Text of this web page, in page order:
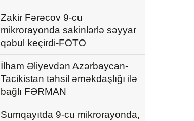
Zakir Fərəcov 9-cu
mikrorayonda sakinlərlə səyyar
qəbul keçirdi-FOTO
İlham Əliyevdən Azərbaycan-
Tacikistan təhsil əməkdaşlığı ilə
bağlı FƏRMAN
Sumqayıtda 9-cu mikrorayonda,